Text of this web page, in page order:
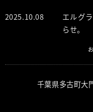
2025.10.08
エルグ
らせ。
千葉県多古町大